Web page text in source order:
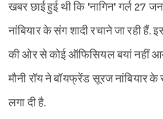
खबर छाई हुई थी कि 'नागिन' गर्ल 27
नांबियार के संग शादी रचाने जा रही
की ओर से कोई ऑफिसियल बयां नहीं
मौनी रॉय ने बॉयफ्रेंड सूरज नांबियार
लगा दी है.